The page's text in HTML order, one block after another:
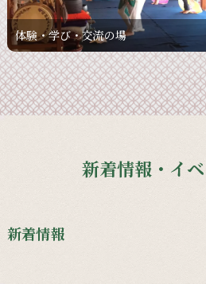
体験・学び・交流の場
新着情報・イ
新着情報